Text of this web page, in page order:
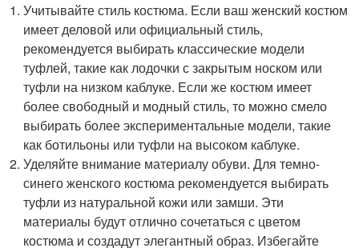
Учитывайте стиль костюма. Если ваш женский костюм
имеет деловой или официальный стиль,
рекомендуется выбирать классические модели
туфлей, такие как лодочки с закрытым носком или
туфли на низком каблуке. Если же костюм имеет
более свободный и модный стиль, то можно смело
выбирать более экспериментальные модели, такие
как ботильоны или туфли на высоком каблуке.
Уделяйте внимание материалу обуви. Для темно-
синего женского костюма рекомендуется выбирать
туфли из натуральной кожи или замши. Эти
материалы будут отлично сочетаться с цветом
костюма и создадут элегантный образ. Избегайте